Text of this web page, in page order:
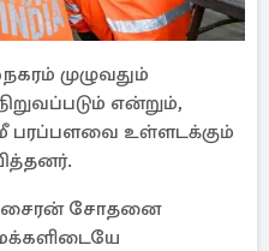
முழுவதும்
என்றும்,
உள்ளடக்கும்
சைரன் சோதனை